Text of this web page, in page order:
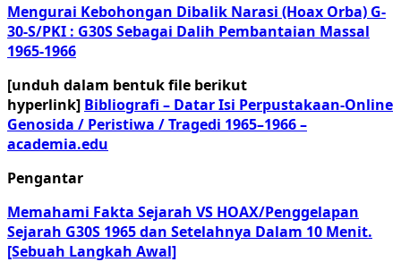
Mengurai Kebohongan Dibalik Narasi (Hoax Orba) G-
30-S/PKI : G30S Sebagai Dalih Pembantaian Massal
1965-1966
[unduh dalam bentuk file berikut
hyperlink] Bibliografi – Datar Isi Perpustakaan-Online
Genosida / Peristiwa / Tragedi 1965–1966 –
academia.edu
Pengantar
Memahami Fakta Sejarah VS HOAX/Penggelapan
Sejarah G30S 1965 dan Setelahnya Dalam 10 Menit.
[Sebuah Langkah Awal]